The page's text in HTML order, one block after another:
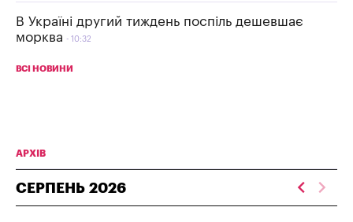
В Україні другий тиждень поспіль дешевшає
морква
10:32
ВСІ НОВИНИ
АРХІВ
СЕРПЕНЬ 2026